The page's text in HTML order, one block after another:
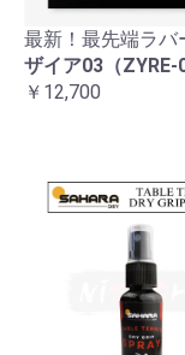
最新！最先端ラバ
ザイア03（ZYRE-
￥12,700